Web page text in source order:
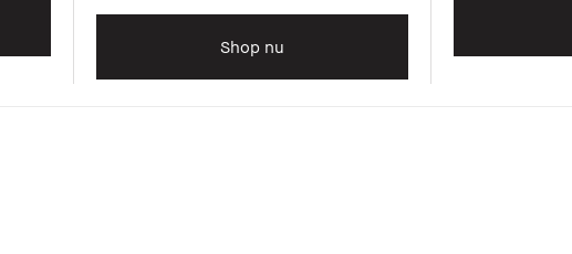
Shop nu